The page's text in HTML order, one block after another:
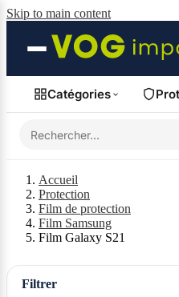
Skip to main content
Catégories
Accueil
Protection
Film de protection
Film Samsung
Film Galaxy S21
Filtrer